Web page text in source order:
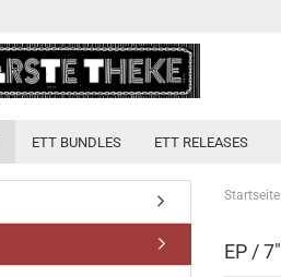
ETT BUNDLES ETT RELEASES
Startseite
EP / 7"